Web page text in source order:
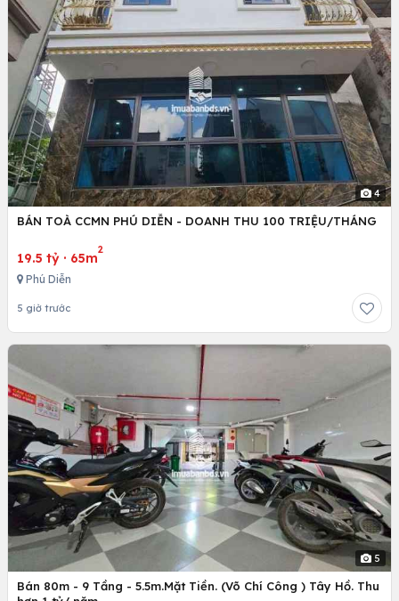
4
BÁN TOÀ CCMN PHÚ DIỄN - DOANH THU 100 TRIỆU/THÁNG
19.5 tỷ · 65m
2
Phú Diễn
5 giờ trước
5
Bán 80m - 9 Tầng - 5.5m.Mặt Tiền. (Võ Chí Công ) Tây Hồ. Thu